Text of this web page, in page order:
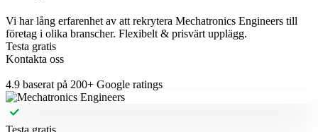
Vi har lång erfarenhet av att rekrytera Mechatronics Engineers till
företag i olika branscher. Flexibelt & prisvärt upplägg.
Testa gratis
Kontakta oss
4.9 baserat på 200+ Google ratings
Testa gratis